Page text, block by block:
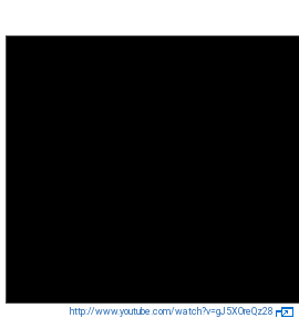
http://www.youtube.com/watch?v=gJ5XOreQz28